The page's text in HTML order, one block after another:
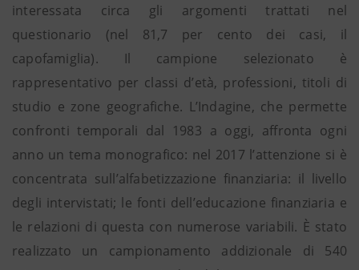
interessata circa gli argomenti trattati nel
questionario (nel 81,7 per cento dei casi, il
capofamiglia). Il campione selezionato è
rappresentativo per classi d’età, professioni, titoli di
studio e zone geografiche. L’Indagine, che permette
confronti temporali dal 1983 a oggi, affronta ogni
anno un tema monografico: nel 2017 l’attenzione si è
concentrata sull’alfabetizzazione finanziaria: il livello
degli intervistati; le fonti dell’educazione finanziaria e
le relazioni di questa con numerose variabili. È stato
realizzato un campionamento addizionale di 540